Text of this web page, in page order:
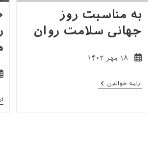
به مناسبت روز
جهانی سلامت روان
نوشته
است:
۱۸ مهر ۱۴۰۲
ادامه خواندن به